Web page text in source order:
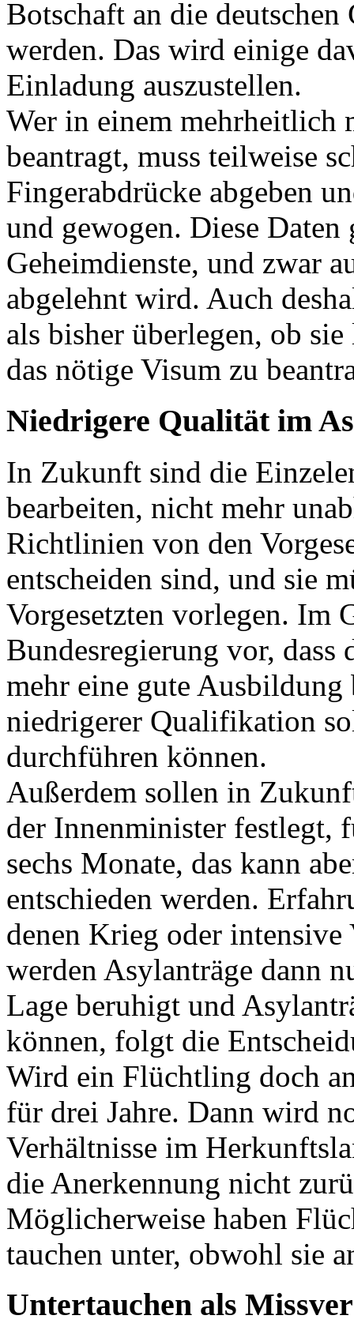
Botschaft an die deutschen
werden. Das wird einige
Einladung auszustellen.
Wer in einem mehrheitlich
beantragt, muss teilweise
Fingerabdrücke abgeben
und gewogen. Diese
Geheimdienste, und zwar
abgelehnt wird. Auch
als bisher überlegen, ob
das nötige Visum zu
Niedrigere Qualität im
In Zukunft sind die
bearbeiten, nicht mehr
Richtlinien von den
entscheiden sind, und sie
Vorgesetzten vorlegen. Im
Bundesregierung vor,
mehr eine gute Ausbildung
niedrigerer Qualifikation
durchführen können.
Außerdem sollen in
der Innenminister festlegt,
sechs Monate, das kann
entschieden werden.
denen Krieg oder
werden Asylanträge dann
Lage beruhigt und
können, folgt die
Wird ein Flüchtling doch
für drei Jahre. Dann wird
Verhältnisse im
die Anerkennung nicht
Möglicherweise haben
tauchen unter, obwohl sie
Untertauchen als